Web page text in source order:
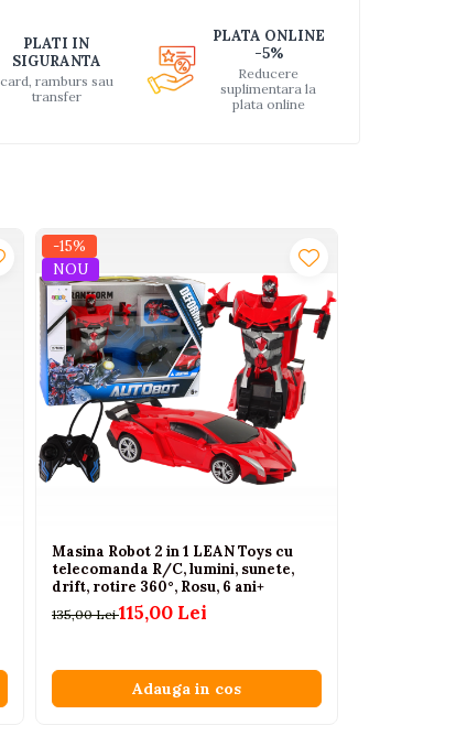
PLATI IN
SIGURANTA
card, ramburs sau
transfer
PLATA ONLINE
-5%
Reducere
suplimentara la
plata online
-15%
NOU
Masina Robot 2 in 1 LEAN Toys cu
telecomanda R/C, lumini, sunete,
drift, rotire 360°, Rosu, 6 ani+
135,00 Lei115,00 Lei
Adauga in cos